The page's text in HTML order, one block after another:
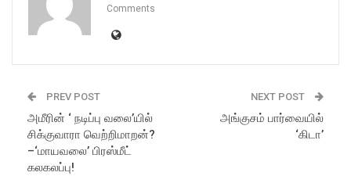
Comments
PREV POST
அமீரின் ‘ நடிப்பு வலை’யில்
சிக்குவாரா வெற்றிமாறன்?
–‘மாயவலை’ பிரஸ்மீட்
கலகலப்பு!
NEXT POST
அங்குசம் பார்வையில்
‘கிடா’